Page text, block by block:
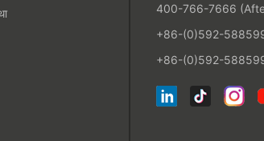
400-766-7666
+86-(0)592-
+86-(0)592-